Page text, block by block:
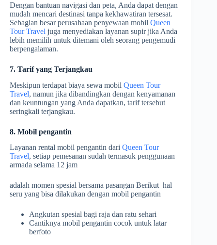
Dengan bantuan navigasi dan peta, Anda dapat dengan
mudah mencari destinasi tanpa kekhawatiran tersesat.
Sebagian besar perusahaan penyewaan mobil Queen
Tour Travel juga menyediakan layanan supir jika Anda
lebih memilih untuk ditemani oleh seorang pengemudi
berpengalaman.
7. Tarif yang Terjangkau
Meskipun terdapat biaya sewa mobil Queen Tour
Travel, namun jika dibandingkan dengan kenyamanan
dan keuntungan yang Anda dapatkan, tarif tersebut
seringkali terjangkau.
8. Mobil pengantin
Layanan rental mobil pengantin dari Queen Tour
Travel, setiap pemesanan sudah termasuk penggunaan
armada selama 12 jam
adalah momen spesial bersama pasangan Berikut hal
seru yang bisa dilakukan dengan mobil pengantin
Angkutan spesial bagi raja dan ratu sehari
Cantiknya mobil pengantin cocok untuk latar
berfoto